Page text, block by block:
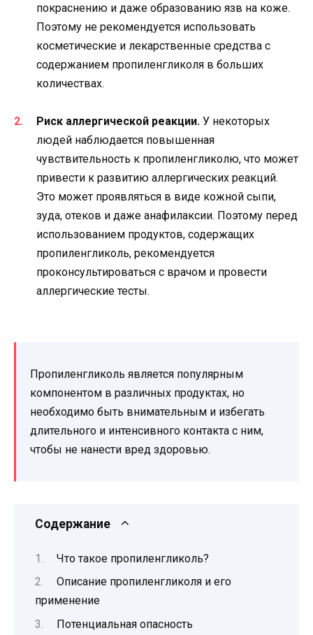
покраснению и даже образованию язв на коже.
Поэтому не рекомендуется использовать
косметические и лекарственные средства с
содержанием пропиленгликоля в больших
количествах.
Риск аллергической реакции. У некоторых
людей наблюдается повышенная
чувствительность к пропиленгликолю, что может
привести к развитию аллергических реакций.
Это может проявляться в виде кожной сыпи,
зуда, отеков и даже анафилаксии. Поэтому перед
использованием продуктов, содержащих
пропиленгликоль, рекомендуется
проконсультироваться с врачом и провести
аллергические тесты.
Пропиленгликоль является популярным
компонентом в различных продуктах, но
необходимо быть внимательным и избегать
длительного и интенсивного контакта с ним,
чтобы не нанести вред здоровью.
Содержание
Что такое пропиленгликоль?
Описание пропиленгликоля и его
применение
Потенциальная опасность